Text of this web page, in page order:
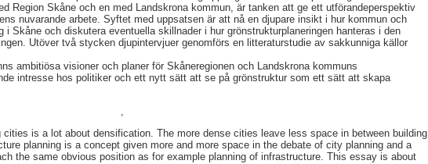
Region Skåne och en med Landskrona kommun, är tanken att ge ett utförandeperspektiv
nuvarande arbete. Syftet med uppsatsen är att nå en djupare insikt i hur kommun och
i Skåne och diskutera eventuella skillnader i hur grönstrukturplaneringen hanteras i den
Utöver två stycken djupintervjuer genomförs en litteraturstudie av sakkunniga källor
ambitiösa visioner och planer för Skåneregionen och Landskrona kommuns
intresse hos politiker och ett nytt sätt att se på grönstruktur som ett sätt att skapa
is a lot about densification. The more dense cities leave less space in between building
planning is a concept given more and more space in the debate of city planning and a
the same obvious position as for example planning of infrastructure. This essay is about